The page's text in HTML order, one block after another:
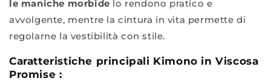
le maniche morbide lo rendono pratico e
avvolgente, mentre la cintura in vita permette di
regolarne la vestibilità con stile.
Caratteristiche principali Kimono in Viscosa
Promise :